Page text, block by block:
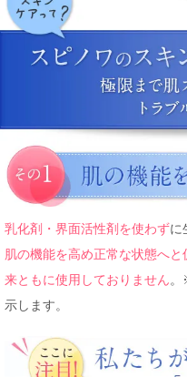
乳化剤・界面活性剤を使わずに
肌の機能を高め正常な状態へと
来ともに使用しておりません。
示します。